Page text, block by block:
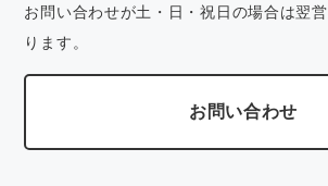
お問い合わせが土・日・祝日の場合は翌
ります。
お問い合わせ